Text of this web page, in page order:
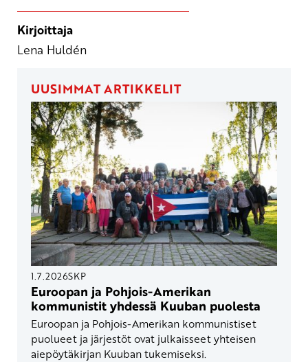
Kirjoittaja
Lena Huldén
UUSIMMAT ARTIKKELIT
1.7.2026SKP
Euroopan ja Pohjois-Amerikan
kommunistit yhdessä Kuuban puolesta
Euroopan ja Pohjois-Amerikan kommunistiset
puolueet ja järjestöt ovat julkaisseet yhteisen
aiepöytäkirjan Kuuban tukemiseksi.